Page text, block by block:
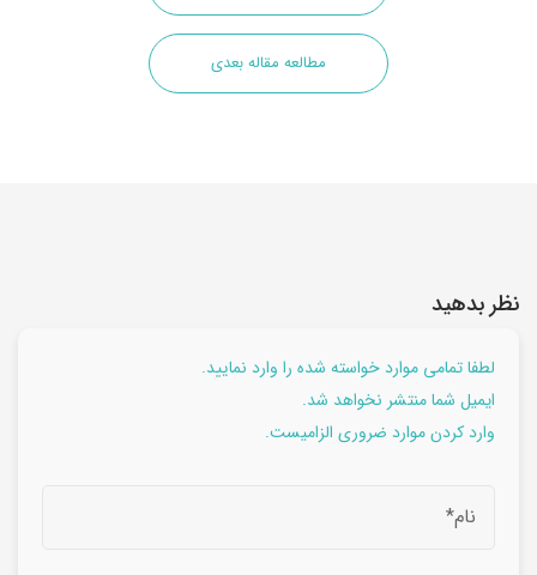
مطالعه مقاله بعدی
نظر بدهید
لطفا تمامی موارد خواسته شده را وارد نمایید.
ایمیل شما منتشر نخواهد شد.
وارد کردن موارد ضروری الزامیست.